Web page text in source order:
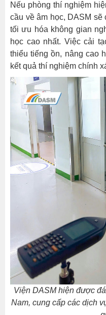
Nếu phòng thí nghiệm
cầu về âm học, DASM sẽ
tối ưu hóa không gian
học cao nhất. Việc cải
thiểu tiếng ồn, nâng cao
kết quả thí nghiệm chính
Viện DASM hiện được
Nam, cung cấp các dịch